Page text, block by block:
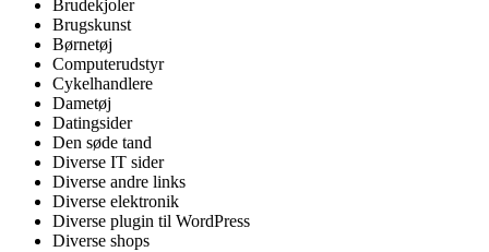
Brudekjoler
Brugskunst
Børnetøj
Computerudstyr
Cykelhandlere
Dametøj
Datingsider
Den søde tand
Diverse IT sider
Diverse andre links
Diverse elektronik
Diverse plugin til WordPress
Diverse shops